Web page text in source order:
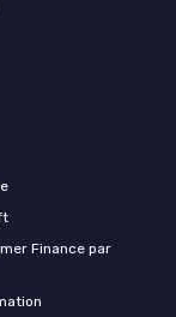
Finance par